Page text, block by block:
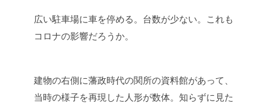
広い駐車場に車を停める。台数が少ない。これも
コロナの影響だろうか。
建物の右側に藩政時代の関所の資料館があって、
当時の様子を再現した人形が数体。知らずに見た